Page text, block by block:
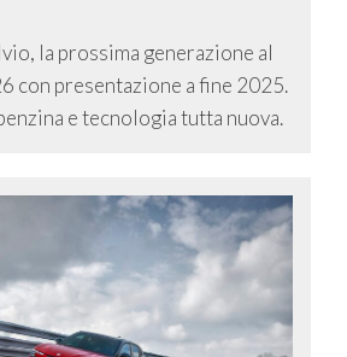
la prossima generazione al
con presentazione a fine 2025.
e tecnologia tutta nuova.